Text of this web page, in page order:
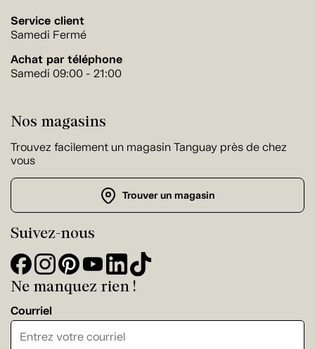
Service client
Samedi Fermé
Achat par téléphone
Samedi 09:00 - 21:00
Nos magasins
Trouvez facilement un magasin Tanguay près de chez
vous
Trouver un magasin
Suivez-nous
Ne manquez rien !
Courriel